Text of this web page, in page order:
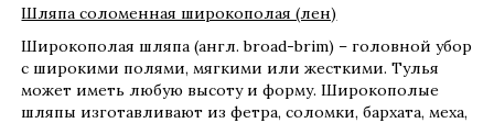
Шляпа соломенная широкополая (лен)
Широкополая шляпа (англ. broad-brim) – головной убор
с широкими полями, мягкими или жесткими. Тулья
может иметь любую высоту и форму. Широкополые
шляпы изготавливают из фетра, соломки, бархата, меха,